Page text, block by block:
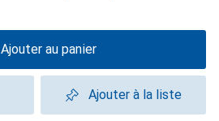
Ajouter au panier
Ajouter à la liste